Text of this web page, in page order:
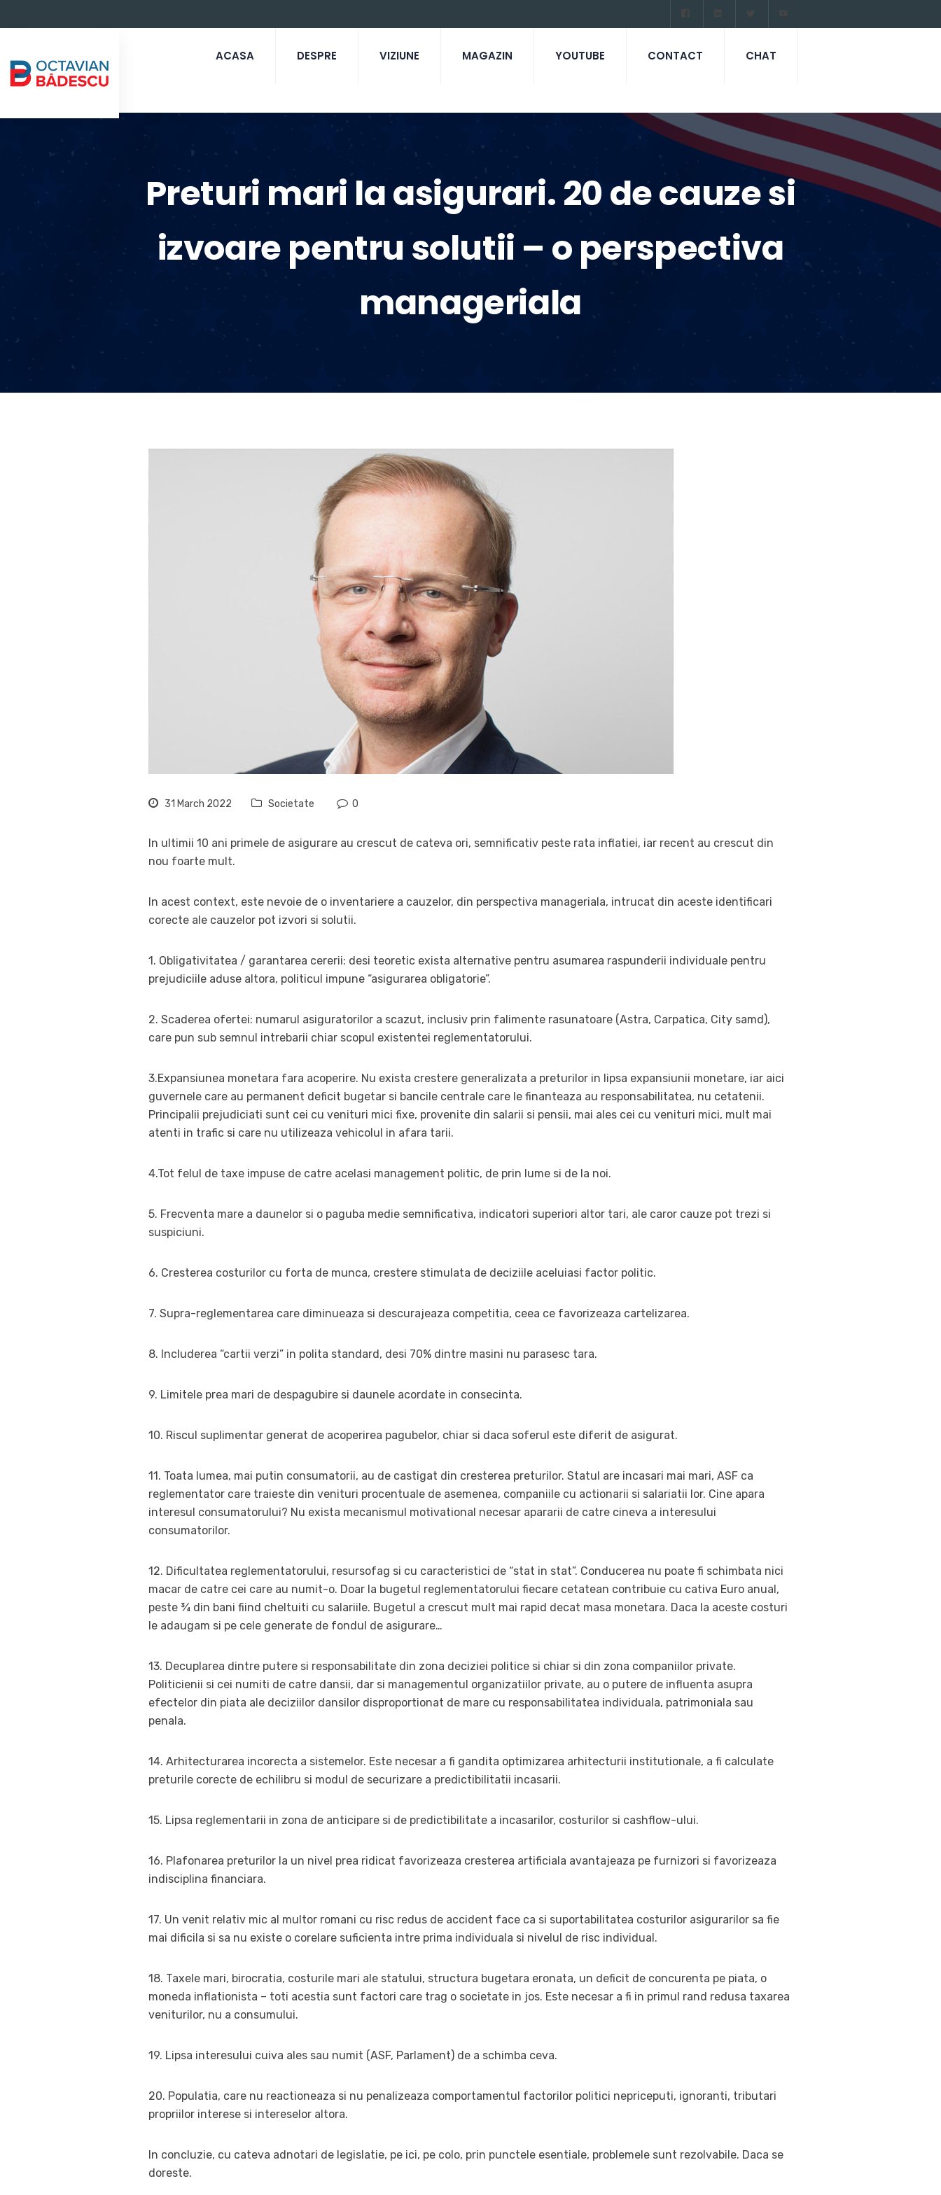
ACASA DESPRE VIZIUNE MAGAZIN YOUTUBE CONTACT CHAT
Preturi mari la asigurari. 20 de cauze si
izvoare pentru solutii – o perspectiva
manageriala
31 March 2022 Societate 0
In ultimii 10 ani primele de asigurare au crescut de cateva ori, semnificativ peste rata inflatiei, iar recent au crescut din
nou foarte mult.
In acest context, este nevoie de o inventariere a cauzelor, din perspectiva manageriala, intrucat din aceste identificari
corecte ale cauzelor pot izvori si solutii.
1. Obligativitatea / garantarea cererii: desi teoretic exista alternative pentru asumarea raspunderii individuale pentru
prejudiciile aduse altora, politicul impune “asigurarea obligatorie”.
2. Scaderea ofertei: numarul asiguratorilor a scazut, inclusiv prin falimente rasunatoare (Astra, Carpatica, City samd),
care pun sub semnul intrebarii chiar scopul existentei reglementatorului.
3.Expansiunea monetara fara acoperire. Nu exista crestere generalizata a preturilor in lipsa expansiunii monetare, iar aici
guvernele care au permanent deficit bugetar si bancile centrale care le finanteaza au responsabilitatea, nu cetatenii.
Principalii prejudiciati sunt cei cu venituri mici fixe, provenite din salarii si pensii, mai ales cei cu venituri mici, mult mai
atenti in trafic si care nu utilizeaza vehicolul in afara tarii.
4.Tot felul de taxe impuse de catre acelasi management politic, de prin lume si de la noi.
5. Frecventa mare a daunelor si o paguba medie semnificativa, indicatori superiori altor tari, ale caror cauze pot trezi si
suspiciuni.
6. Cresterea costurilor cu forta de munca, crestere stimulata de deciziile aceluiasi factor politic.
7. Supra-reglementarea care diminueaza si descurajeaza competitia, ceea ce favorizeaza cartelizarea.
8. Includerea “cartii verzi” in polita standard, desi 70% dintre masini nu parasesc tara.
9. Limitele prea mari de despagubire si daunele acordate in consecinta.
10. Riscul suplimentar generat de acoperirea pagubelor, chiar si daca soferul este diferit de asigurat.
11. Toata lumea, mai putin consumatorii, au de castigat din cresterea preturilor. Statul are incasari mai mari, ASF ca
reglementator care traieste din venituri procentuale de asemenea, companiile cu actionarii si salariatii lor. Cine apara
interesul consumatorului? Nu exista mecanismul motivational necesar apararii de catre cineva a interesului
consumatorilor.
12. Dificultatea reglementatorului, resursofag si cu caracteristici de “stat in stat”. Conducerea nu poate fi schimbata nici
macar de catre cei care au numit-o. Doar la bugetul reglementatorului fiecare cetatean contribuie cu cativa Euro anual,
peste ¾ din bani fiind cheltuiti cu salariile. Bugetul a crescut mult mai rapid decat masa monetara. Daca la aceste costuri
le adaugam si pe cele generate de fondul de asigurare…
13. Decuplarea dintre putere si responsabilitate din zona deciziei politice si chiar si din zona companiilor private.
Politicienii si cei numiti de catre dansii, dar si managementul organizatiilor private, au o putere de influenta asupra
efectelor din piata ale deciziilor dansilor disproportionat de mare cu responsabilitatea individuala, patrimoniala sau
penala.
14. Arhitecturarea incorecta a sistemelor. Este necesar a fi gandita optimizarea arhitecturii institutionale, a fi calculate
preturile corecte de echilibru si modul de securizare a predictibilitatii incasarii.
15. Lipsa reglementarii in zona de anticipare si de predictibilitate a incasarilor, costurilor si cashflow-ului.
16. Plafonarea preturilor la un nivel prea ridicat favorizeaza cresterea artificiala avantajeaza pe furnizori si favorizeaza
indisciplina financiara.
17. Un venit relativ mic al multor romani cu risc redus de accident face ca si suportabilitatea costurilor asigurarilor sa fie
mai dificila si sa nu existe o corelare suficienta intre prima individuala si nivelul de risc individual.
18. Taxele mari, birocratia, costurile mari ale statului, structura bugetara eronata, un deficit de concurenta pe piata, o
moneda inflationista – toti acestia sunt factori care trag o societate in jos. Este necesar a fi in primul rand redusa taxarea
veniturilor, nu a consumului.
19. Lipsa interesului cuiva ales sau numit (ASF, Parlament) de a schimba ceva.
20. Populatia, care nu reactioneaza si nu penalizeaza comportamentul factorilor politici nepriceputi, ignoranti, tributari
propriilor interese si intereselor altora.
In concluzie, cu cateva adnotari de legislatie, pe ici, pe colo, prin punctele esentiale, problemele sunt rezolvabile. Daca se
doreste.